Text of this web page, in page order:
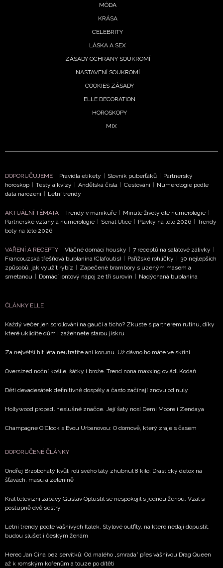
Přihlášením k newsletteru souhlasíte s
potvrzujete, že jste se seznámili seZásadami
ochrany soukromí
vyhodnocení akce a zasílání novinek.
Chcete navíc dostávat i další zajímavé a exkluzivní
soukromí BurdaMedia Extra s.r.o.
MÓDA
KRÁSA
CELEBRITY
LÁSKA A SEX
ZÁSADY OCHRANY SOUKROMÍ
NASTAVENÍ SOUKROMÍ
COOKIES ZÁSADY
ELLE DECORATION
HOROSKOPY
MIX
DOPORUČUJEME Pravidla etikety Slovník puberťáků
Partnerský
horoskop
Testy a kvízy Andělská čísla Cestování
Numerologie podle
data narození
Letní trendy
AKTUÁLNÍ TÉMATA Trendy v manikúře Minulé životy dle numerologie
Partnerské vztahy a numerologie
Seriál Ulice Plavky na léto 2026
Trendy
boty na léto 2026
VAŘENÍ A RECEPTY Vláčné domácí housky 7 receptů na salátové zálivky
Francouzská třešňová bublanina (Clafoutis)
Pařížské rohlíčky
30 nejlepších
způsobů, jak využít rybíz
Zapečené brambory s uzeným masem a
smetanou
Domácí iontový nápoj ze tří surovin Nadýchaná bublanina
ČLÁNKY ELLE
Každý večer jen scrollování na gauči a ticho? Zkuste s partnerem rutinu, díky
které uklidíte dům i zažehnete starou jiskru
Za největší hit léta neutratíte ani korunu. Už dávno ho máte ve skříni
Oversized noční košile, šátky i brože. Trend nona maxxing ovládl Kodaň
Děti devadesátek definitivně dospěly a často začínají znovu od nuly
Hollywood propadl neslušné značce. Její šaty nosí Demi Moore i Zendaya
Champagne O'Clock s Evou Urbanovou: O domově, který zraje s časem
DOPORUČENÉ ČLÁNKY
Ondřej Brzobohatý kvůli roli svého táty zhubnul 8 kilo: Drastický detox na
šťávách, masu a zelenině
Král televizní zábavy Gustav Oplustil se nespokojil s jednou ženou: Vzal si
postupně dvě sestry
Letní trendy podle vášnivých Italek. Stylové outfity, na které nedají dopustit,
budou slušet i českým ženám
Herec Jan Cina bez servítků: Od malého „smrada” přes vášnivou Drag Queen
až k romským kořenům a touze po dítěti